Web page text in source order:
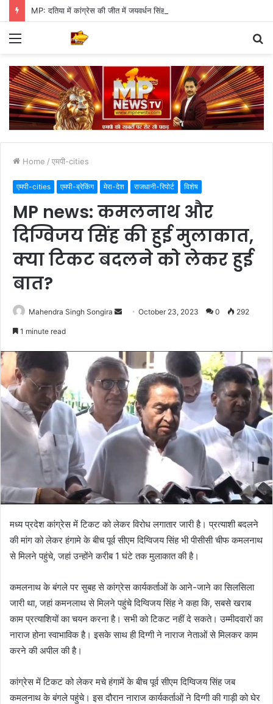
MP: दतिया में कांग्रेस की जीत में जयवर्धन सिंह का जादू, 35 में 30 बूथ जीते
Menu
Home / एमपी-cities
एमपी-cities एमपी-ब्रेकिंग मेरा-देश राजधानी-रिपोर्ट विशेष
MP news: कमलनाथ और
दिग्विजय सिंह की हुई मुलाकात,
क्या टिकट बदलने को लेकर हुई
बात?
Mahendra Singh Songira
SendOctober 23, 2023 0 292
1 minute read
मध्य प्रदेश कांग्रेस में टिकट को लेकर विरोध लगातार जारी है। प्रत्याशी बदलने
की मांग को लेकर हंगामे के बीच पूर्व सीएम दिग्विजय सिंह भी पीसीसी चीफ कमलनाथ
से मिलने पहुंचे, जहां उन्होंने करीब 1 घंटे तक मुलाकात की है।
कमलनाथ के बंगले पर सुबह से कांग्रेस कार्यकर्ताओं के आने-जाने का सिलसिला
जारी था, जहां कमनलाथ से मिलने पहुंचे दिग्विजय सिंह ने कहा कि, सबसे खराब
काम प्रत्याशियों का चयन करना है। सभी को टिकट नहीं दे सकते। उम्मीदवारों का
नाराज होना स्वाभाविक है। इसके साथ ही दिग्गी ने नाराज नेताओं से मिलकर काम
करने की अपील की है।
कांग्रेस में टिकट को लेकर मचे हंगामें के बीच पूर्व सीएम दिग्विजय सिंह जब
कमलनाथ के बंगले पहुंचे। इस दौरान नाराज कार्यकर्ताओं ने दिग्गी की गाड़ी को घेर